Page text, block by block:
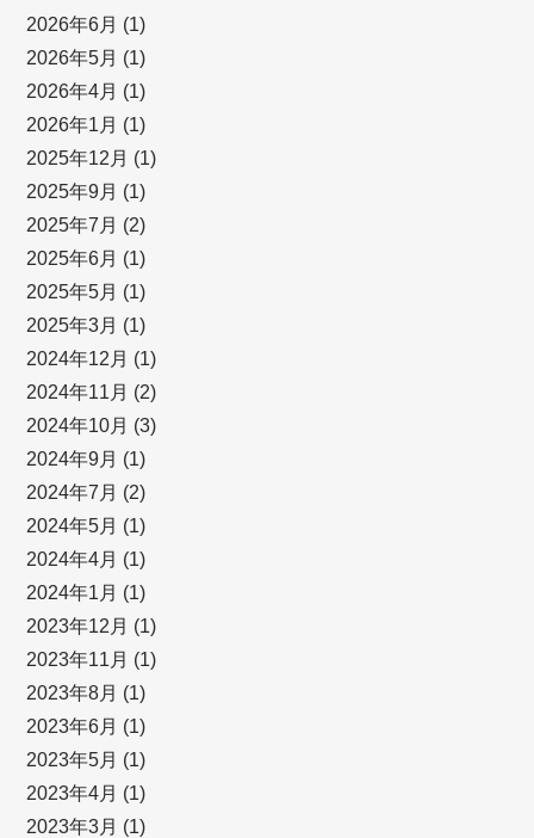
2026年6月 (1)
2026年5月 (1)
2026年4月 (1)
2026年1月 (1)
2025年12月 (1)
2025年9月 (1)
2025年7月 (2)
2025年6月 (1)
2025年5月 (1)
2025年3月 (1)
2024年12月 (1)
2024年11月 (2)
2024年10月 (3)
2024年9月 (1)
2024年7月 (2)
2024年5月 (1)
2024年4月 (1)
2024年1月 (1)
2023年12月 (1)
2023年11月 (1)
2023年8月 (1)
2023年6月 (1)
2023年5月 (1)
2023年4月 (1)
2023年3月 (1)